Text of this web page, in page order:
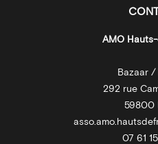
AMO
Bazaar
292 rue
59800
07 61